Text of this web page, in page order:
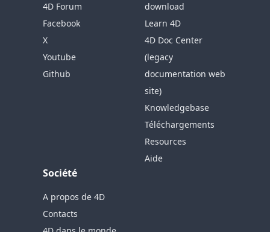
4D Forum
Facebook
X
Youtube
Github
download
Learn 4D
4D Doc Center
(legacy
documentation web
site)
Knowledgebase
Téléchargements
Resources
Aide
Société
A propos de 4D
Contacts